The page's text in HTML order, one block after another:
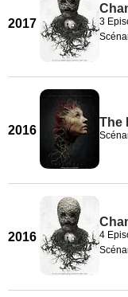
2017 3
2016
The
2016 4